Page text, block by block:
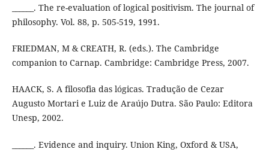
______. The re-evaluation of logical positivism. The journal of
philosophy. Vol. 88, p. 505-519, 1991.
FRIEDMAN, M & CREATH, R. (eds.). The Cambridge
companion to Carnap. Cambridge: Cambridge Press, 2007.
HAACK, S. A filosofia das lógicas. Tradução de Cezar
Augusto Mortari e Luiz de Araújo Dutra. São Paulo: Editora
Unesp, 2002.
______. Evidence and inquiry. Union King, Oxford & USA,